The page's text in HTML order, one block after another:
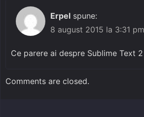
Erpel spune:
8 august 2015 la 3:31 pm
Ce parere ai despre Sublime Text
Comments are closed.